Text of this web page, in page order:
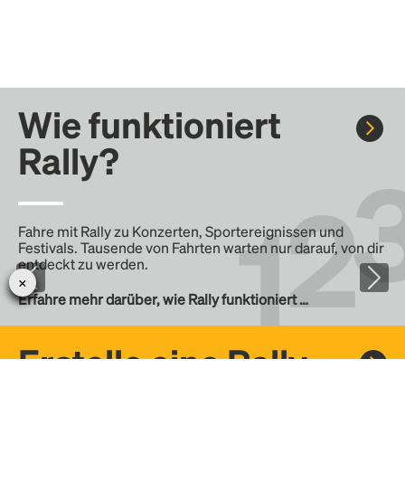
Wie funktioniert
Rally?
Fahre mit Rally zu Konzerten, Sportereignissen und
Festivals. Tausende von Fahrten warten nur darauf, von dir
entdeckt zu werden.
Erfahre mehr darüber, wie Rally funktioniert …
Erstelle eine Rally